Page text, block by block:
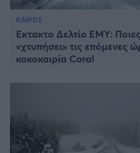
ΚΑΙΡΟΣ
Έκτακτο Δελτίο ΕΜΥ:
«χτυπήσει» τις επόμενες
κακοκαιρία Coral